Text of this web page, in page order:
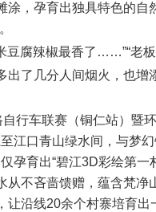
，孕育出独具特色的
豆腐辣椒最香了 ……”“老
了几分人间烟火，也增
行车联赛（铜仁站）暨
江口青山绿水间，与梦
育出“碧江3D彩绘第一
不吝啬馈赠，蕴含梵
沿线20余个村寨培育出